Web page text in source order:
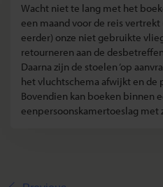
Wacht niet te lang met het
een maand voor de reis
eerder) onze niet gebruikte
retourneren aan de
Daarna zijn de stoelen ‘op
het vluchtschema afwijkt en de
Bovendien kan boeken binnen
eenpersoonskamertoeslag met